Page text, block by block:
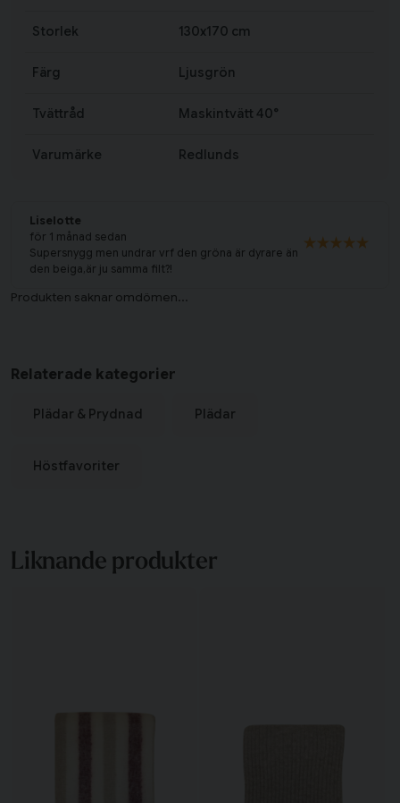
Storlek 130x170 cm
Färg Ljusgrön
Tvättråd Maskintvätt 40°
Varumärke Redlunds
Liselotte
för 1 månad sedan
Supersnygg men undrar vrf den gröna är dyrare än
den beiga,är ju samma filt?!
Relaterade kategorier
Plädar & Prydnad Plädar
Höstfavoriter
Liknande produkter